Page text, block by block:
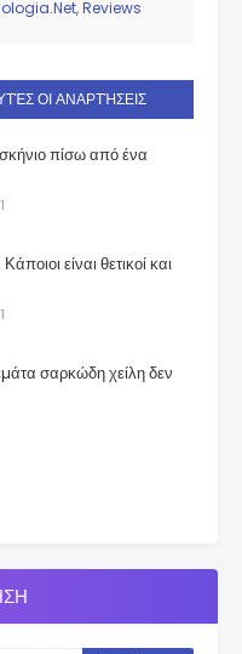
,Reviews
ΟΙ ΑΝΑΡΤΉΣΕΙΣ
πίσω από ένα
είναι θετικοί και
σαρκώδη χείλη δεν